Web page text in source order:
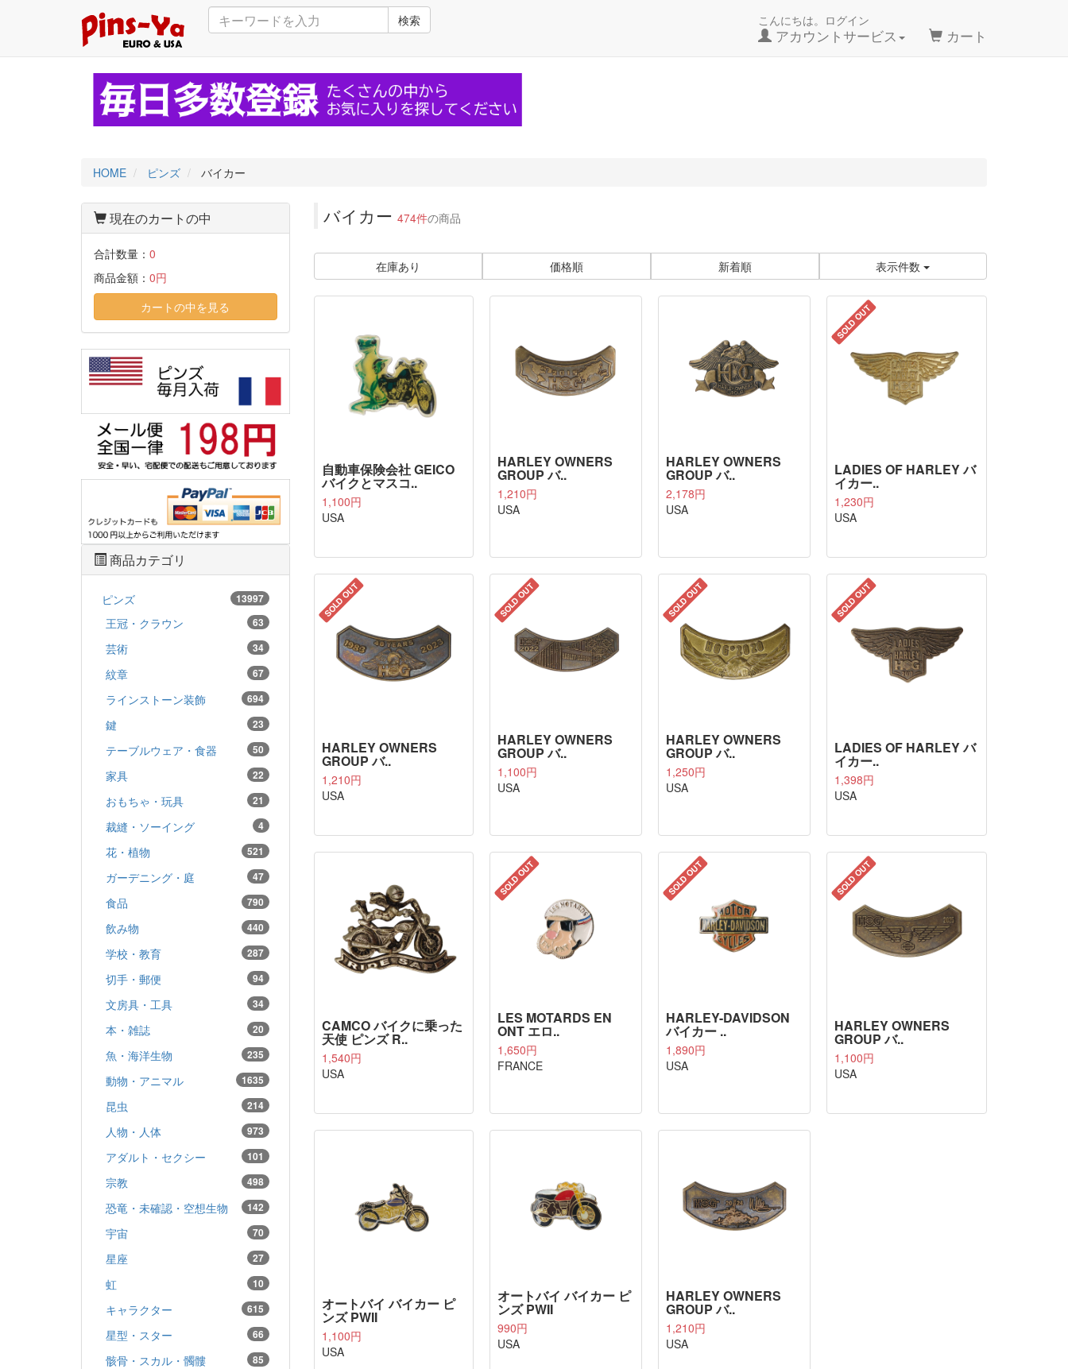
検索 こんにちは。ログイン
アカウントサービス カート
HOME ピンズ バイカー
バイカー 474件の商品
在庫あり 価格順 新着順 表示件数
自動車保険会社 GEICO
バイクとマスコ..
1,100円
USA
HARLEY OWNERS
GROUP バ..
1,210円
USA
HARLEY OWNERS
GROUP バ..
2,178円
USA
SOLD OUT
LADIES OF HARLEY バ
イカー..
1,230円
USA
SOLD OUT
HARLEY OWNERS
GROUP バ..
1,210円
USA
SOLD OUT
HARLEY OWNERS
GROUP バ..
1,100円
USA
SOLD OUT
HARLEY OWNERS
GROUP バ..
1,250円
USA
SOLD OUT
LADIES OF HARLEY バ
イカー..
1,398円
USA
CAMCO バイクに乗った
天使 ピンズ R..
1,540円
USA
SOLD OUT
LES MOTARDS EN
ONT エロ..
1,650円
FRANCE
SOLD OUT
HARLEY-DAVIDSON
バイカー ..
1,890円
USA
SOLD OUT
HARLEY OWNERS
GROUP バ..
1,100円
USA
オートバイ バイカー ピ
ンズ PWII
1,100円
USA
オートバイ バイカー ピ
ンズ PWII
990円
USA
HARLEY OWNERS
GROUP バ..
1,210円
USA
現在のカートの中
合計数量： 0
商品金額： 0円
カートの中を見る
商品カテゴリ
ピンズ 13997
王冠・クラウン 63
芸術 34
紋章 67
ラインストーン装飾 694
鍵 23
テーブルウェア・食器 50
家具 22
おもちゃ・玩具 21
裁縫・ソーイング 4
花・植物 521
ガーデニング・庭 47
食品 790
飲み物 440
学校・教育 287
切手・郵便 94
文房具・工具 34
本・雑誌 20
魚・海洋生物 235
動物・アニマル 1635
昆虫 214
人物・人体 973
アダルト・セクシー 101
宗教 498
恐竜・未確認・空想生物 142
宇宙 70
星座 27
虹 10
キャラクター 615
星型・スター 66
骸骨・スカル・髑髏 85